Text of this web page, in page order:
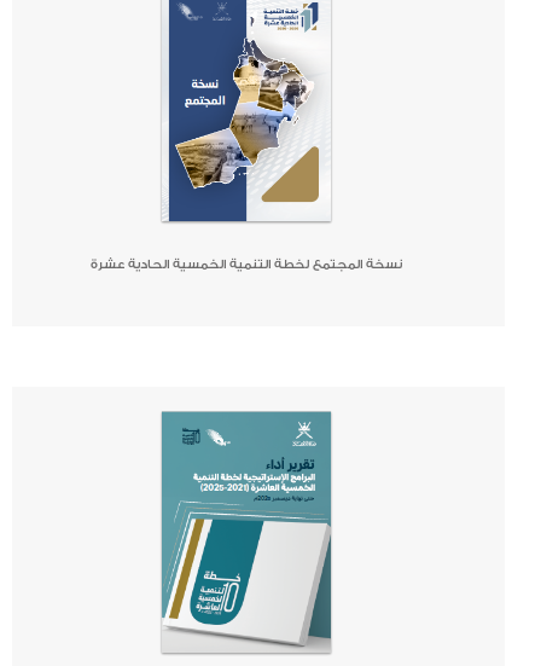
نسخة المجتمع لخطة التنمية الخمسية الحادية عشرة
كتاب جريدة صحيفة